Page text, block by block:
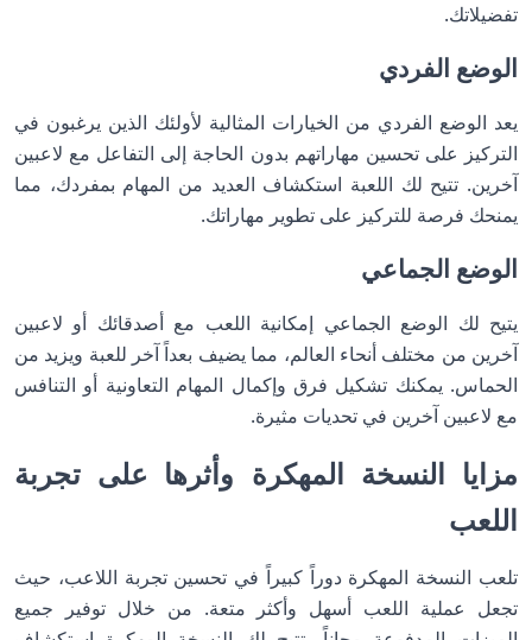
تفضيلاتك.
الوضع الفردي
يعد الوضع الفردي من الخيارات المثالية لأولئك الذين يرغبون في
التركيز على تحسين مهاراتهم بدون الحاجة إلى التفاعل مع لاعبين
آخرين. تتيح لك اللعبة استكشاف العديد من المهام بمفردك، مما
يمنحك فرصة للتركيز على تطوير مهاراتك.
الوضع الجماعي
يتيح لك الوضع الجماعي إمكانية اللعب مع أصدقائك أو لاعبين
آخرين من مختلف أنحاء العالم، مما يضيف بعداً آخر للعبة ويزيد من
الحماس. يمكنك تشكيل فرق وإكمال المهام التعاونية أو التنافس
مع لاعبين آخرين في تحديات مثيرة.
مزايا النسخة المهكرة وأثرها على تجربة
اللعب
تلعب النسخة المهكرة دوراً كبيراً في تحسين تجربة اللاعب، حيث
تجعل عملية اللعب أسهل وأكثر متعة. من خلال توفير جميع